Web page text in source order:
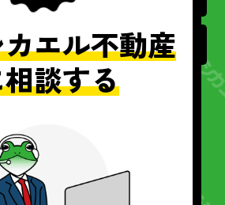
エル不動産
談する